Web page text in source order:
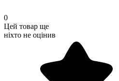
0
Цей товар ще
ніхто не оцінив